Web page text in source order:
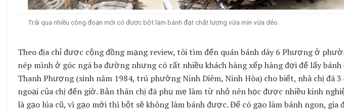
Trải qua nhiều công đoạn mới có được bột làm bánh đạt chất lượng vừa mịn vừa dẻo.
Theo địa chỉ được cộng đồng mạng review, tôi tìm đến quán bánh dây 6 Phượng ở
nép mình ở góc ngã ba đường nhưng có rất nhiều khách hàng xếp hàng đợi để lấy bánh
Thanh Phượng (sinh năm 1984, trú phường Ninh Diêm, Ninh Hòa) cho biết, nhà chị đã
ngoại của chị đến giờ. Bản thân chị đã phụ mẹ làm từ nhỏ nên học được nhiều kinh
là gạo lúa cũ, vì gạo mới thì bột sẽ không làm bánh được. Để có gạo làm bánh ngon,